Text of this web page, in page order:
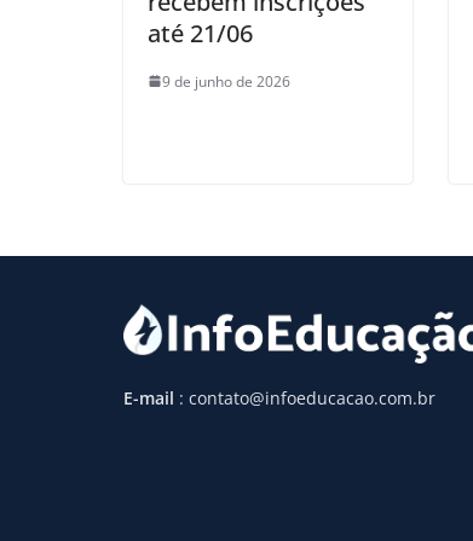
até 21/06
9 de junho de 2026
E-mail : contato@infoeducacao.com.br